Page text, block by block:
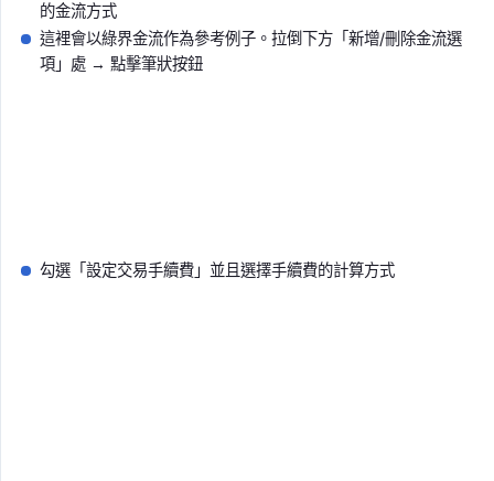
的金流方式
這裡會以綠界金流作為參考例子。拉倒下方「新增/刪除金流選
項」處 → 點擊筆狀按鈕
勾選「設定交易手續費」並且選擇手續費的計算方式